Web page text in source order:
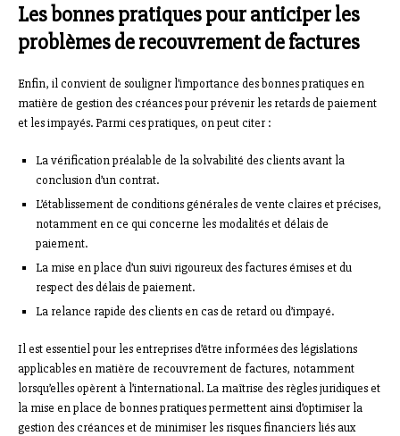
Les bonnes pratiques pour anticiper les
problèmes de recouvrement de factures
Enfin, il convient de souligner l’importance des bonnes pratiques en
matière de gestion des créances pour prévenir les retards de paiement
et les impayés. Parmi ces pratiques, on peut citer :
La vérification préalable de la solvabilité des clients avant la
conclusion d’un contrat.
L’établissement de conditions générales de vente claires et précises,
notamment en ce qui concerne les modalités et délais de
paiement.
La mise en place d’un suivi rigoureux des factures émises et du
respect des délais de paiement.
La relance rapide des clients en cas de retard ou d’impayé.
Il est essentiel pour les entreprises d’être informées des législations
applicables en matière de recouvrement de factures, notamment
lorsqu’elles opèrent à l’international. La maîtrise des règles juridiques et
la mise en place de bonnes pratiques permettent ainsi d’optimiser la
gestion des créances et de minimiser les risques financiers liés aux